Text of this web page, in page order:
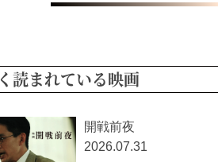
読まれている映画
開戦前夜
2026.07.31